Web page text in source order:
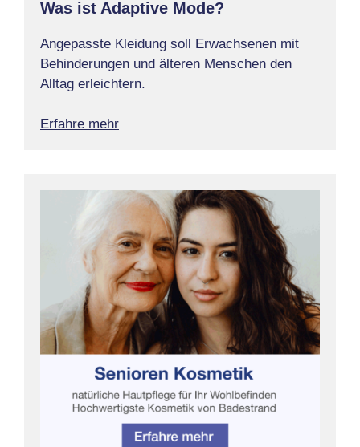
Was ist Adaptive Mode?
Angepasste Kleidung soll Erwachsenen mit
Behinderungen und älteren Menschen den
Alltag erleichtern.
Erfahre mehr